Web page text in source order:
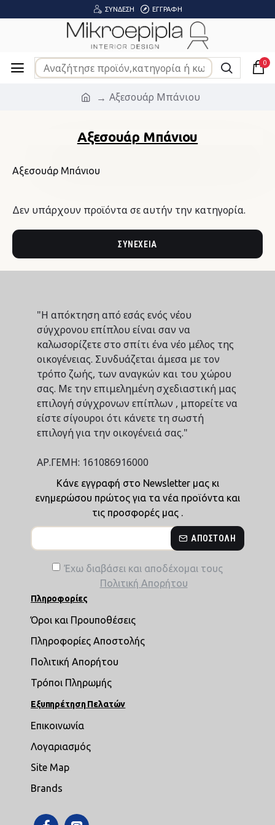
ΣΎΝΔΕΣΗ ΕΓΓΡΑΦΉ
0
Αξεσουάρ Μπάνιου
Αξεσουάρ Μπάνιου
Αξεσουάρ Μπάνιου
Δεν υπάρχουν προϊόντα σε αυτήν την κατηγορία.
ΣΥΝΈΧΕΙΑ
"Η απόκτηση από εσάς ενός νέου
σύγχρονου επίπλου είναι σαν να
καλωσορίζετε στο σπίτι ένα νέο μέλος της
οικογένειας. Συνδυάζεται άμεσα με τον
τρόπο ζωής, των αναγκών και του χώρου
σας. Με την επιμελημένη σχεδιαστική μας
επιλογή σύγχρονων επίπλων , μπορείτε να
είστε σίγουροι ότι κάνετε τη σωστή
επιλογή για την οικογένειά σας."
ΑΡ.ΓΕΜΗ: 161086916000
Κάνε εγγραφή στο Newsletter μας κι
ενημερώσου πρώτος για τα νέα προϊόντα και
τις προσφορές μας .
ΑΠΟΣΤΟΛΉ
Έχω διαβάσει και αποδέχομαι τους
Πολιτική Απορήτου
Πληροφορίες
Όροι και Προυποθέσεις
Πληροφορίες Αποστολής
Πολιτική Απορήτου
Τρόποι Πληρωμής
Εξυπηρέτηση Πελατών
Επικοινωνία
Λογαριασμός
Site Map
Brands